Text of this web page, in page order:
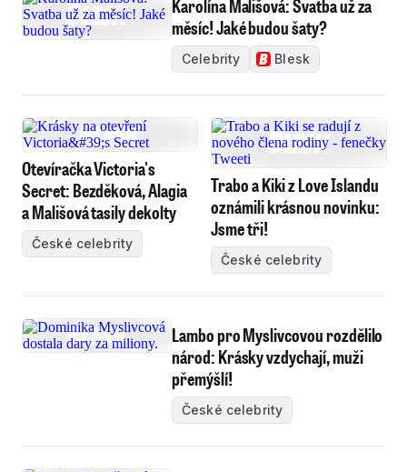
Karolína Mališová: Svatba už za
měsíc! Jaké budou šaty?
Celebrity Blesk
Otevíračka Victoria's
Secret: Bezděková, Alagia
a Mališová tasily dekolty
České celebrity
Trabo a Kiki z Love Islandu
oznámili krásnou novinku:
Jsme tři!
České celebrity
Lambo pro Myslivcovou rozdělilo
národ: Krásky vzdychají, muži
přemýšlí!
České celebrity